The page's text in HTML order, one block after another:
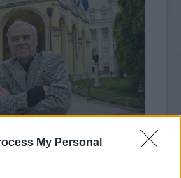
My Personal
mediaklikk.hu